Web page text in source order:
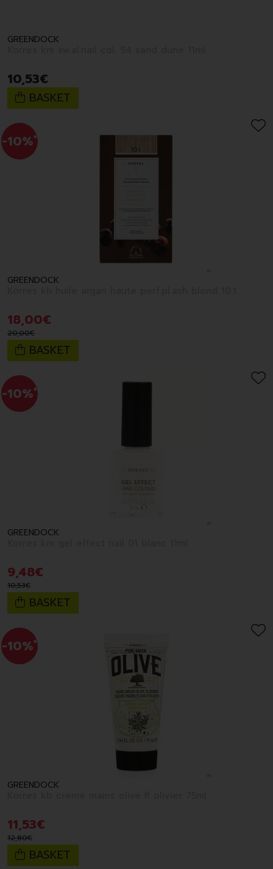
GREENDOCK
10,53€
BASKET
-10%*
GREENDOCK
18,00€
20,00€
BASKET
-10%*
GREENDOCK
9,48€
10,53€
BASKET
-10%*
GREENDOCK
11,53€
12,80€
BASKET